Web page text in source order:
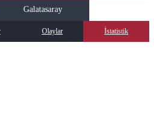
Galatasaray
Olaylar İstatistik